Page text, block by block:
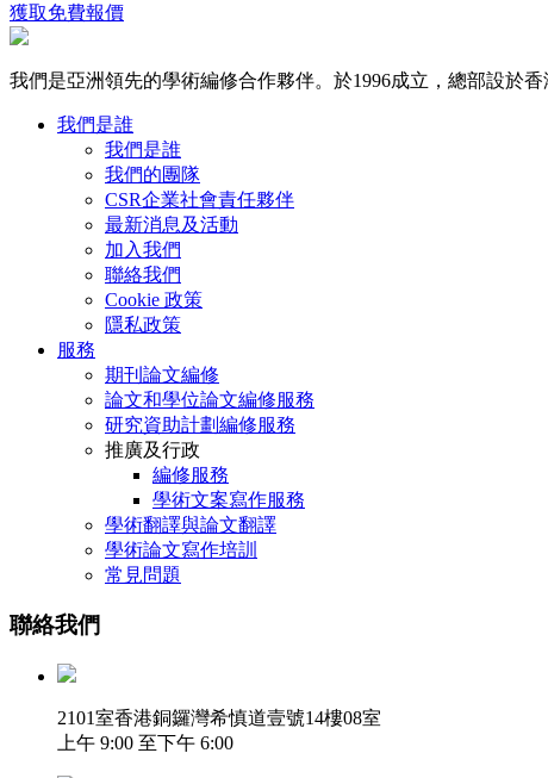
獲取免費報價
我們是亞洲領先的學術編修合作夥伴。於1996成立，總部設於
我們是誰
我們是誰
我們的團隊
CSR企業社會責任夥伴
最新消息及活動
加入我們
聯絡我們
Cookie 政策
隱私政策
服務
期刊論文編修
論文和學位論文編修服務
研究資助計劃編修服務
推廣及行政
編修服務
學術文案寫作服務
學術翻譯與論文翻譯
學術論文寫作培訓
常見問題
聯絡我們
2101室香港銅鑼灣希慎道壹號14樓08室
上午 9:00 至下午 6:00